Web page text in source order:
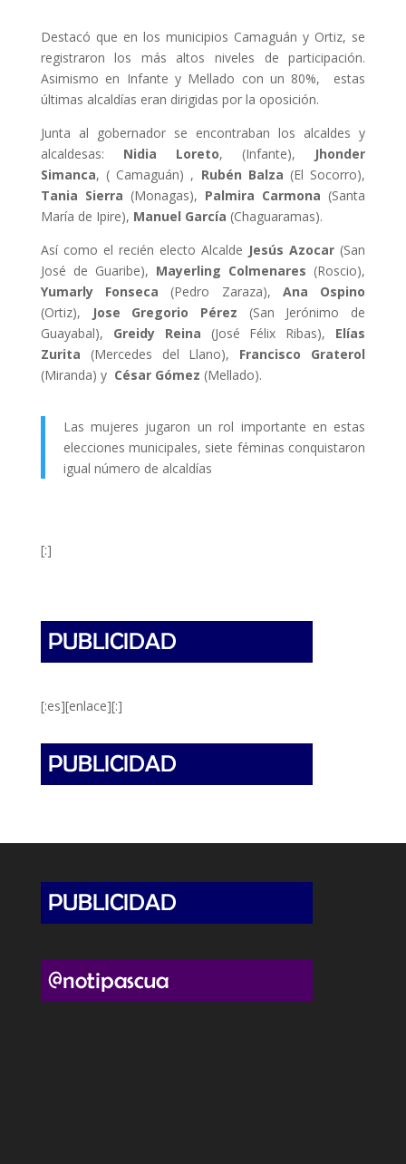
Destacó que en los municipios Camaguán y Ortiz, se
registraron los más altos niveles de participación.
Asimismo en Infante y Mellado con un 80%, estas
últimas alcaldías eran dirigidas por la oposición.
Junta al gobernador se encontraban los alcaldes y
alcaldesas: Nidia Loreto, (Infante), Jhonder
Simanca, ( Camaguán) , Rubén Balza (El Socorro),
Tania Sierra (Monagas), Palmira Carmona (Santa
María de Ipire), Manuel García (Chaguaramas).
Así como el recién electo Alcalde Jesús Azocar (San
José de Guaribe), Mayerling Colmenares (Roscio),
Yumarly Fonseca (Pedro Zaraza), Ana Ospino
(Ortiz),
Jose Gregorio Pérez (San Jerónimo de
Guayabal), Greidy Reina (José Félix Ribas), Elías
Zurita (Mercedes del Llano), Francisco Graterol
(Miranda) y César Gómez (Mellado).
Las mujeres jugaron un rol importante en estas
elecciones municipales, siete féminas conquistaron
igual número de alcaldías
[:]
[:es][enlace][:]